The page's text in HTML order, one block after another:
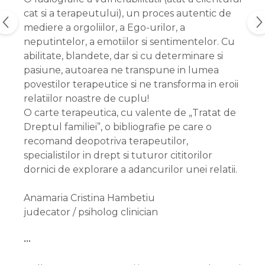
cat si a terapeutului), un proces autentic de
mediere a orgoliilor, a Ego-urilor, a
neputintelor, a emotiilor si sentimentelor. Cu
abilitate, blandete, dar si cu determinare si
pasiune, autoarea ne transpune in lumea
povestilor terapeutice si ne transforma in eroii
relatiilor noastre de cuplu!
O carte terapeutica, cu valente de „Tratat de
Dreptul familiei”, o bibliografie pe care o
recomand deopotriva terapeutilor,
specialistilor in drept si tuturor cititorilor
dornici de explorare a adancurilor unei relatii.
Anamaria Cristina Hambetiu
judecator / psiholog clinician
•••